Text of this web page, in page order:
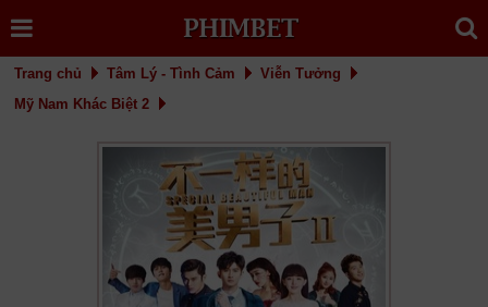
Trang chủ Tâm Lý - Tình Cảm
Viễn Tưởng
Mỹ Nam Khác Biệt 2